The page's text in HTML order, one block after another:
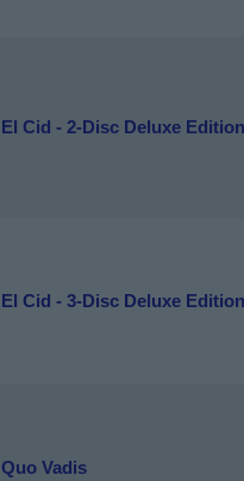
El Cid - 2-Disc Deluxe Edition
El Cid - 3-Disc Deluxe Edition
Quo Vadis